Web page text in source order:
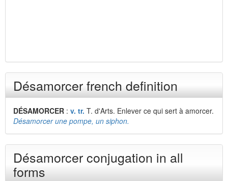
Désamorcer french definition
DÉSAMORCER : v. tr. T. d'Arts. Enlever ce qui sert à amorcer.
Désamorcer une pompe, un siphon.
Désamorcer conjugation in all
forms